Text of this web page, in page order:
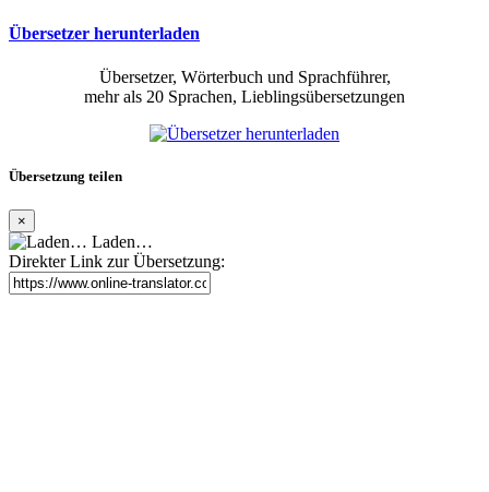
Übersetzer herunterladen
Übersetzer, Wörterbuch und Sprachführer,
mehr als 20 Sprachen, Lieblingsübersetzungen
Übersetzung teilen
×
Laden…
Direkter Link zur Übersetzung: